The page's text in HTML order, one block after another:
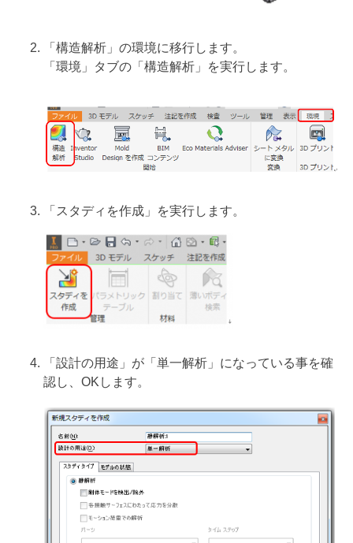
「構造解析」の環境に移行します。
「環境」タブの「構造解析」を実行します。
「スタディを作成」を実行します。
「設計の用途」が「単一解析」になっている事を確
認し、OKします。